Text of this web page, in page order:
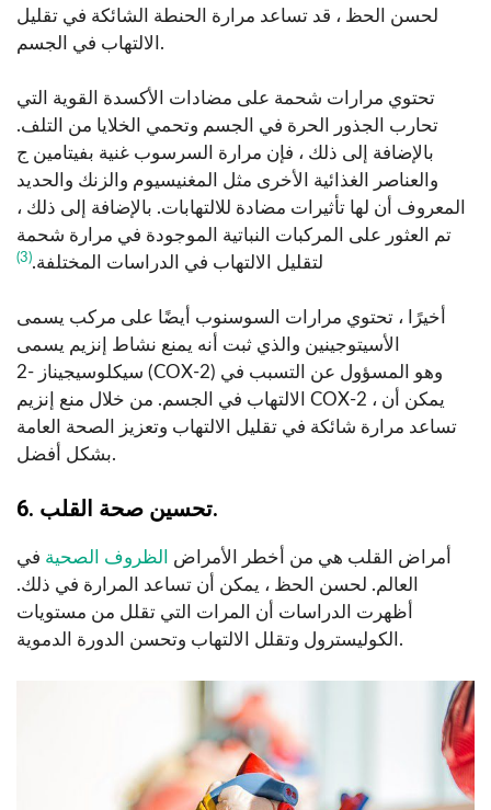
لحسن الحظ ، قد تساعد مرارة الحنطة الشائكة في تقليل
الالتهاب في الجسم.
تحتوي مرارات شحمة على مضادات الأكسدة القوية التي
تحارب الجذور الحرة في الجسم وتحمي الخلايا من التلف.
بالإضافة إلى ذلك ، فإن مرارة السرسوب غنية بفيتامين ج
والعناصر الغذائية الأخرى مثل المغنيسيوم والزنك والحديد
المعروف أن لها تأثيرات مضادة للالتهابات. بالإضافة إلى ذلك ،
تم العثور على المركبات النباتية الموجودة في مرارة شحمة
لتقليل الالتهاب في الدراسات المختلفة.(3)
أخيرًا ، تحتوي مرارات السوسنوب أيضًا على مركب يسمى
الأسيتوجينين والذي ثبت أنه يمنع نشاط إنزيم يسمى
سيكلوسيجيناز -2 (COX-2) وهو المسؤول عن التسبب في
الالتهاب في الجسم. من خلال منع إنزيم COX-2 ، يمكن أن
تساعد مرارة شائكة في تقليل الالتهاب وتعزيز الصحة العامة
بشكل أفضل.
6. تحسين صحة القلب.
أمراض القلب هي من أخطر الأمراض الظروف الصحية في
العالم. لحسن الحظ ، يمكن أن تساعد المرارة في ذلك.
أظهرت الدراسات أن المرات التي تقلل من مستويات
الكوليسترول وتقلل الالتهاب وتحسن الدورة الدموية.